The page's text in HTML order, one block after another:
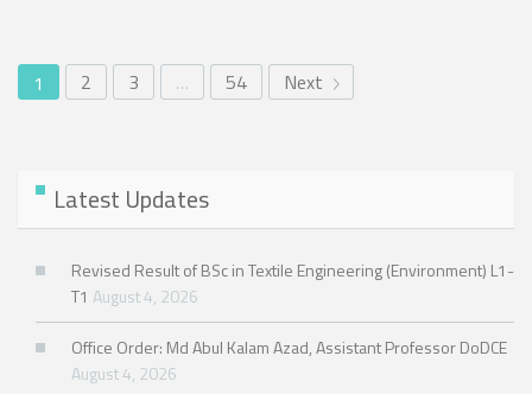
1 2 3 … 54 Next
Latest Updates
Revised Result of BSc in Textile Engineering (Environment) L1-
T1 August 4, 2026
Office Order: Md Abul Kalam Azad, Assistant Professor DoDCE
August 4, 2026